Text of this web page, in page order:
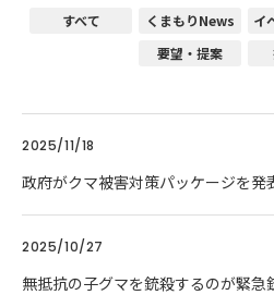
すべて くまもりNews イ
要望・提案
2025/11/18
政府がクマ被害対策パッケージを発
2025/10/27
無抵抗の子グマを銃殺するのが緊急